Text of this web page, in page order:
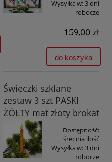
Wysyłka w:3 dni
robocze
159,00 zł
do koszyka
Świeczki szklane
zestaw 3 szt PASKI
ŻÓŁTY mat złoty brokat
Dostępność:
średnia ilość
Wysyłka w:3 dni
robocze